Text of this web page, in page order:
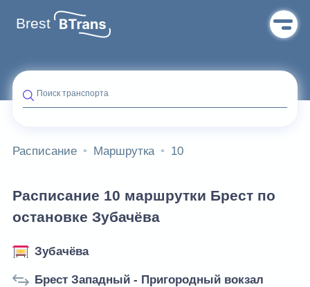
Brest
Поиск транспорта
Расписание Маршрутка 10
Расписание 10 маршрутки Брест по
остановке Зубачёва
Зубачёва
Брест Западный - Пригородный вокзал